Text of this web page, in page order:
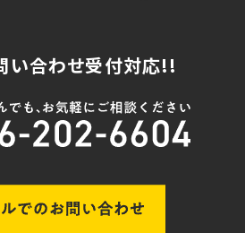
い合わせ受付対応!!